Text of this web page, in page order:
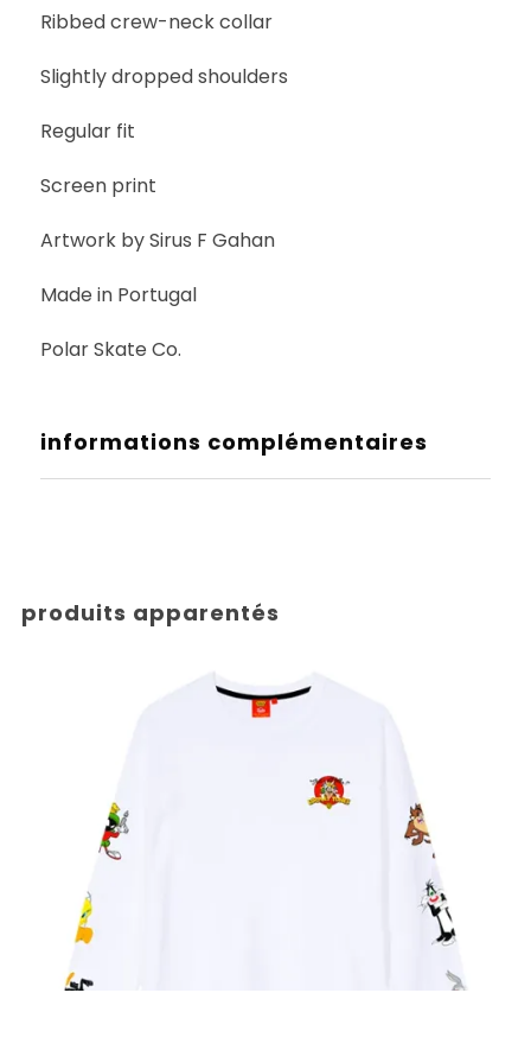
Ribbed crew-neck collar
Slightly dropped shoulders
Regular fit
Screen print
Artwork by Sirus F Gahan
Made in Portugal
Polar Skate Co.
informations complémentaires
produits apparentés